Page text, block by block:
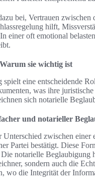
bei, Vertrauen
hilft,
einer oft emotional
sie wichtig ist
eine entscheidende
was ihre
sich notarielle
und notarieller
Unterschied zwischen
Partei bestätigt. Diese
notarielle
sondern auch die
wo die Integrität der